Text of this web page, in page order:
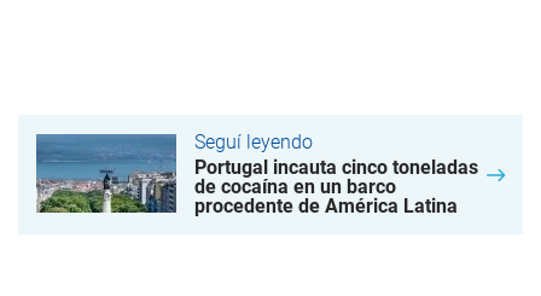
Seguí leyendo
Portugal incauta cinco toneladas
de cocaína en un barco
procedente de América Latina